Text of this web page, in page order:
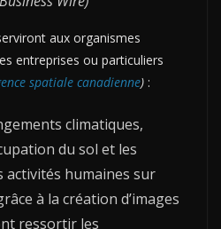
aux organismes
entreprises ou particuliers
spatiale canadienne) :
climatiques,
du sol et les
activités humaines sur
à la création d’images
ressortir les